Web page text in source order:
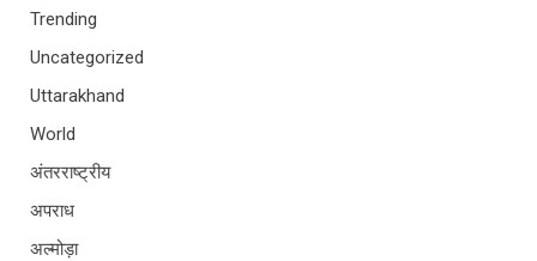
Trending
Uncategorized
Uttarakhand
World
अंतरराष्ट्रीय
अपराध
अल्मोड़ा